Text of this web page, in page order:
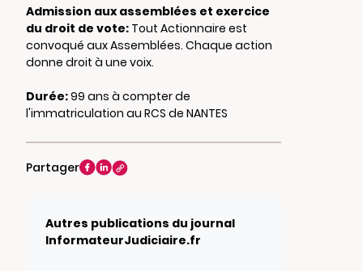
Admission aux assemblées et exercice
du droit de vote: Tout Actionnaire est
convoqué aux Assemblées. Chaque action
donne droit à une voix.
Durée:99 ans à compter de
l'immatriculation au RCS de NANTES
Partager
Autres publications du journal
InformateurJudiciaire.fr